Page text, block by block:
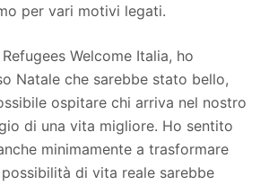
per vari motivi legati.
Welcome Italia, ho
Natale che sarebbe stato bello,
ospitare chi arriva nel nostro
di una vita migliore. Ho sentito
minimamente a trasformare
di vita reale sarebbe